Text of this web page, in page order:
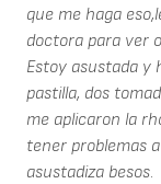
que me haga
doctora para ver
Estoy asustada y
pastilla, dos
me aplicaron la
tener problemas
asustadiza besos.